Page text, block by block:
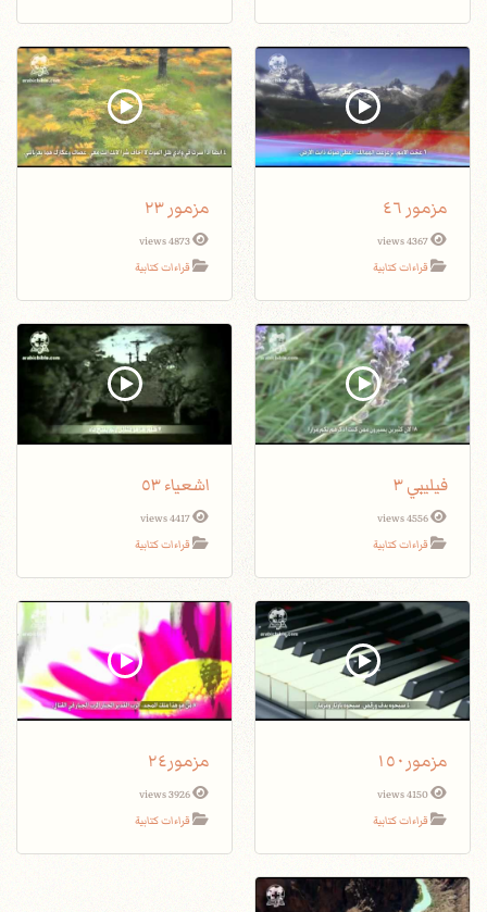
مزمور ٤٦
4367 views
قراءات كتابية
مزمور ٢٣
4873 views
قراءات كتابية
فيليبي ٣
4556 views
قراءات كتابية
اشعياء ٥٣
4417 views
قراءات كتابية
مزمور١٥٠
4150 views
قراءات كتابية
مزمور٢٤
3926 views
قراءات كتابية